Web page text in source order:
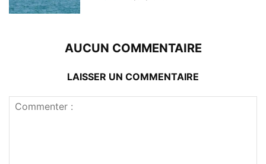
AUCUN COMMENTAIRE
LAISSER UN COMMENTAIRE